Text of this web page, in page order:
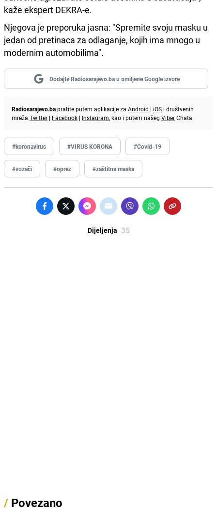
kaže ekspert DEKRA-e.
Njegova je preporuka jasna: "Spremite svoju masku u
jedan od pretinaca za odlaganje, kojih ima mnogo u
modernim automobilima".
Dodajte Radiosarajevo.ba u omiljene Google izvore
Radiosarajevo.bapratite putem aplikacije za Android | iOS i društvenih
mreža Twitter | Facebook | Instagram, kao i putem našeg ViberChata.
#koronavirus #VIRUS KORONA #Covid-19
#vozači #oprez #zaštitna maska
Dijeljenja 35
/ Povezano